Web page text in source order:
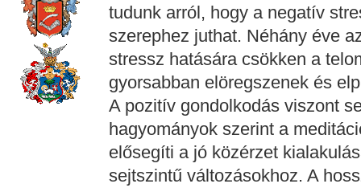
tudunk arról, hogy a negatív
szerephez juthat. Néhány éve
stressz hatására csökken a
gyorsabban elöregszenek és
A pozitív gondolkodás viszont
hagyományok szerint a
elősegíti a jó közérzet
sejtszintű változásokhoz. A